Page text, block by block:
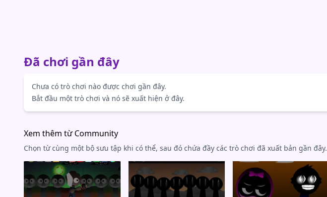
Đã chơi gần đây
Chưa có trò chơi nào được chơi gần đây.
Bắt đầu một trò chơi và nó sẽ xuất hiện ở đây.
Xem thêm từ Community
Chọn từ cùng một bộ sưu tập khi có thể, sau đó chứa đầy các trò chơi đã xuất bản gần đây.